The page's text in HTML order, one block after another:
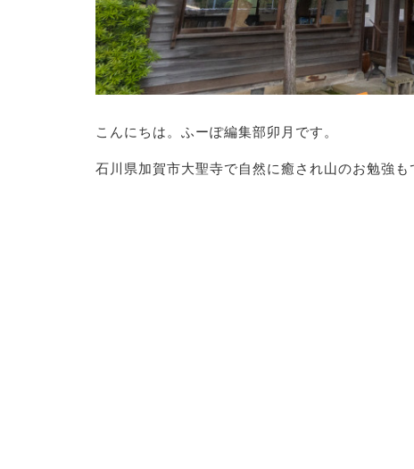
こんにちは。ふーぽ編集部卯月です。
石川県加賀市大聖寺で自然に癒され山のお勉強も